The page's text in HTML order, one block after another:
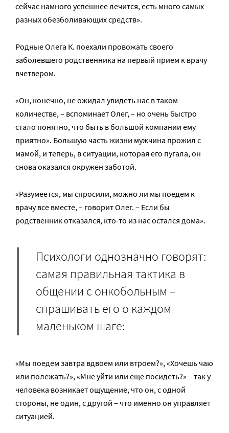
сейчас намного успешнее лечится, есть много самых
разных обезболивающих средств».
Родные Олега К. поехали провожать своего
заболевшего родственника на первый прием к врачу
вчетвером.
«Он, конечно, не ожидал увидеть нас в таком
количестве, – вспоминает Олег, – но очень быстро
стало понятно, что быть в большой компании ему
приятно». Большую часть жизни мужчина прожил с
мамой, и теперь, в ситуации, которая его пугала, он
снова оказался окружен заботой.
«Разумеется, мы спросили, можно ли мы поедем к
врачу все вместе, – говорит Олег. – Если бы
родственник отказался, кто-то из нас остался дома».
Психологи однозначно говорят:
самая правильная тактика в
общении с онкобольным –
спрашивать его о каждом
маленьком шаге:
«Мы поедем завтра вдвоем или втроем?», «Хочешь чаю
или полежать?», «Мне уйти или еще посидеть?» – так у
человека возникает ощущение, что он, с одной
стороны, не один, с другой – что именно он управляет
ситуацией.